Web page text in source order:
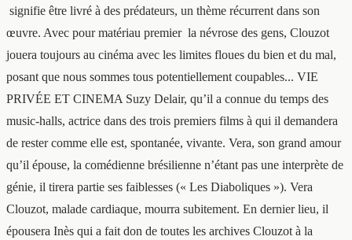
signifie être livré à des prédateurs, un thème récurrent dans son
œuvre. Avec pour matériau premier la névrose des gens, Clouzot
jouera toujours au cinéma avec les limites floues du bien et du mal,
posant que nous sommes tous potentiellement coupables... VIE
PRIVÉE ET CINEMA Suzy Delair, qu’il a connue du temps des
music-halls, actrice dans des trois premiers films à qui il demandera
de rester comme elle est, spontanée, vivante. Vera, son grand amour
qu’il épouse, la comédienne brésilienne n’étant pas une interprète de
génie, il tirera partie ses faiblesses (« Les Diaboliques »). Vera
Clouzot, malade cardiaque, mourra subitement. En dernier lieu, il
épousera Inès qui a fait don de toutes les archives Clouzot à la